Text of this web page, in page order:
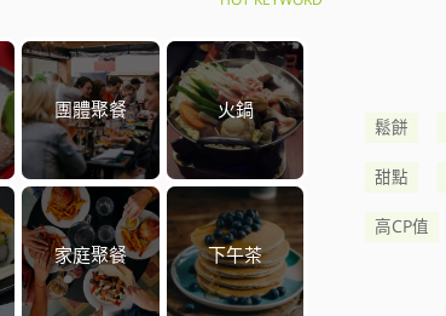
團體聚餐 火鍋
家庭聚餐 下午茶
鬆餅
甜點
高CP值